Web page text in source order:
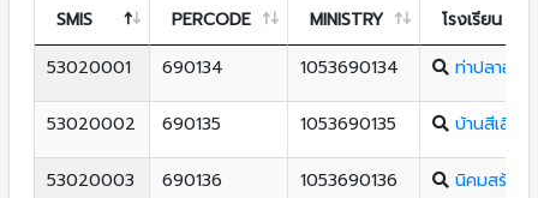
SMIS PERCODE MINISTRY
โรงเรียน
53020001
690134 1053690134 ท่าปลาอนุ
53020002 690135 1053690135 บ้านสีเสียด
53020003 690136 1053690136 นิคมสร้างต